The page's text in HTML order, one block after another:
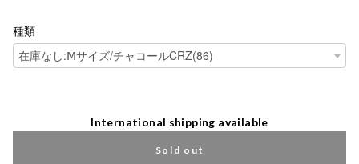
種類
International shipping available
Sold out